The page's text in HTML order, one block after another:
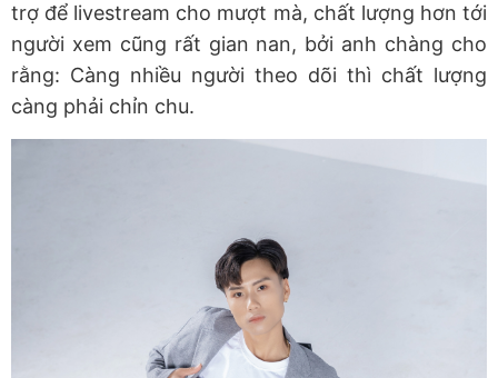
trợ để livestream cho mượt mà, chất lượng hơn tới
người xem cũng rất gian nan, bởi anh chàng cho
rằng: Càng nhiều người theo dõi thì chất lượng
càng phải chỉn chu.